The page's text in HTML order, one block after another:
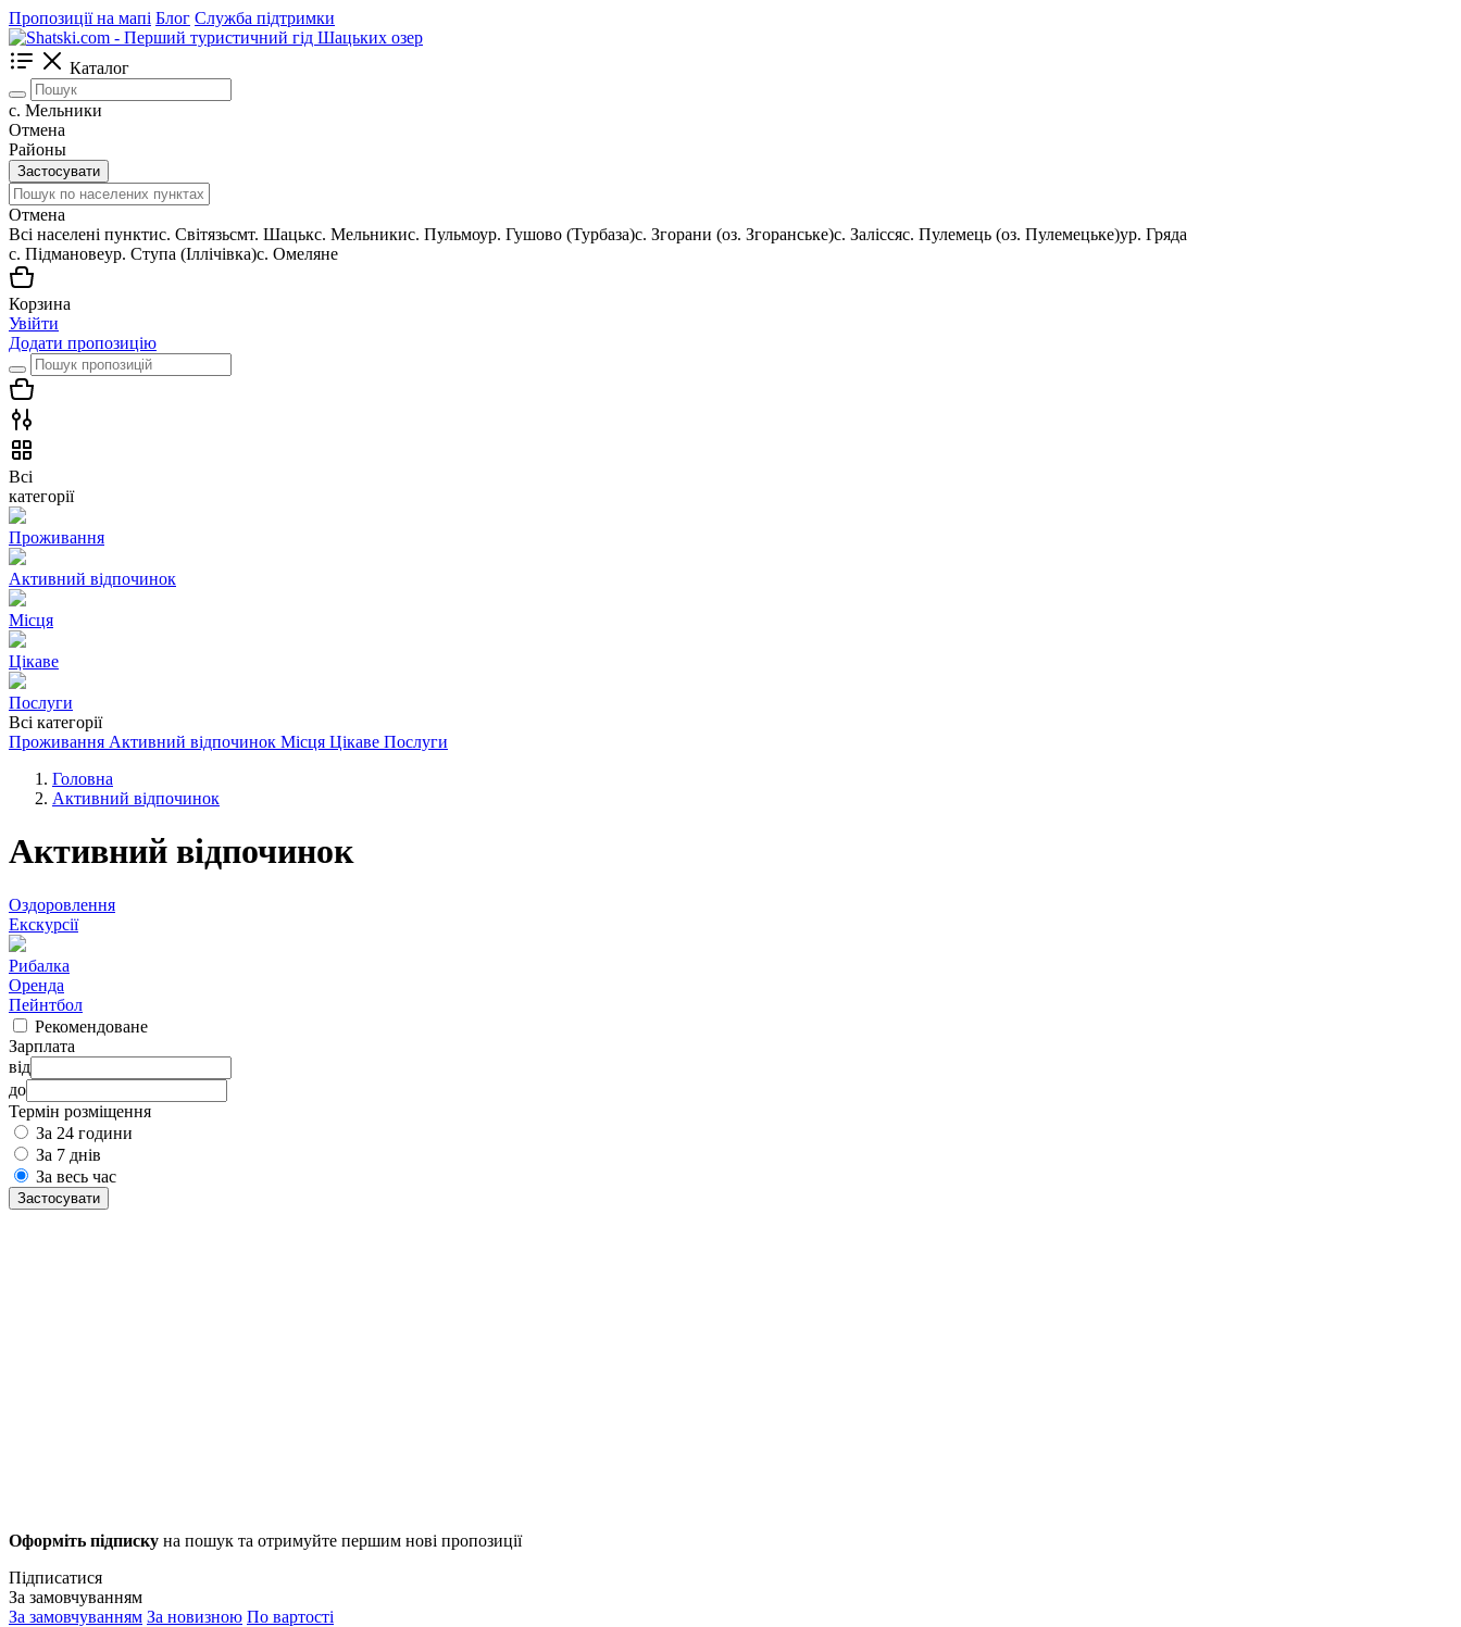
Пропозиції на мапі Блог Служба підтримки
Каталог
с. Мельники
Отмена
Районы
Застосувати
Отмена
Всі населені пунктиc. Світязьсмт. Шацькс. Мельникис. Пульмоур. Гушово (Турбаза)с. Згорани (оз. Згоранське)с. Заліссяс. Пулемець (оз. Пулемецьке)ур. Гряда
с. Підмановеур. Ступа (Іллічівка)с. Омеляне
Корзина
Увійти
Додати пропозицію
Всі
категорії
Проживання
Активний відпочинок
Місця
Цікаве
Послуги
Всі категорії
Проживання Активний відпочинок Місця Цікаве Послуги
Головна
Активний відпочинок
Активний відпочинок
Оздоровлення
Екскурсії
Рибалка
Оренда
Пейнтбол
Рекомендоване
Зарплата
від
до
Термін розміщення
За 24 години
За 7 днів
За весь час
Застосувати
Оформіть підписку на пошук та отримуйте першим нові пропозиції
Підписатися
За замовчуванням
За замовчуванням За новизною По вартості